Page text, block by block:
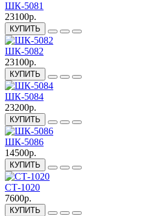
ШК-5081
23100р.
КУПИТЬ
ШК-5082
23100р.
КУПИТЬ
ШК-5084
23200р.
КУПИТЬ
ШК-5086
14500р.
КУПИТЬ
СТ-1020
7600р.
КУПИТЬ